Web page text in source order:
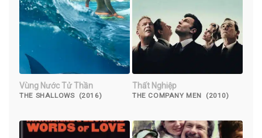
Vùng Nước Tử Thần
THE SHALLOWS (2016)
Thất Nghiệp
THE COMPANY MEN (2010)